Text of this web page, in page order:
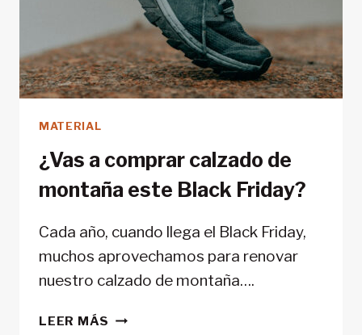
MATERIAL
¿Vas a comprar calzado de
montaña este Black Friday?
Cada año, cuando llega el Black Friday,
muchos aprovechamos para renovar
nuestro calzado de montaña….
LEER MÁS ¿VAS